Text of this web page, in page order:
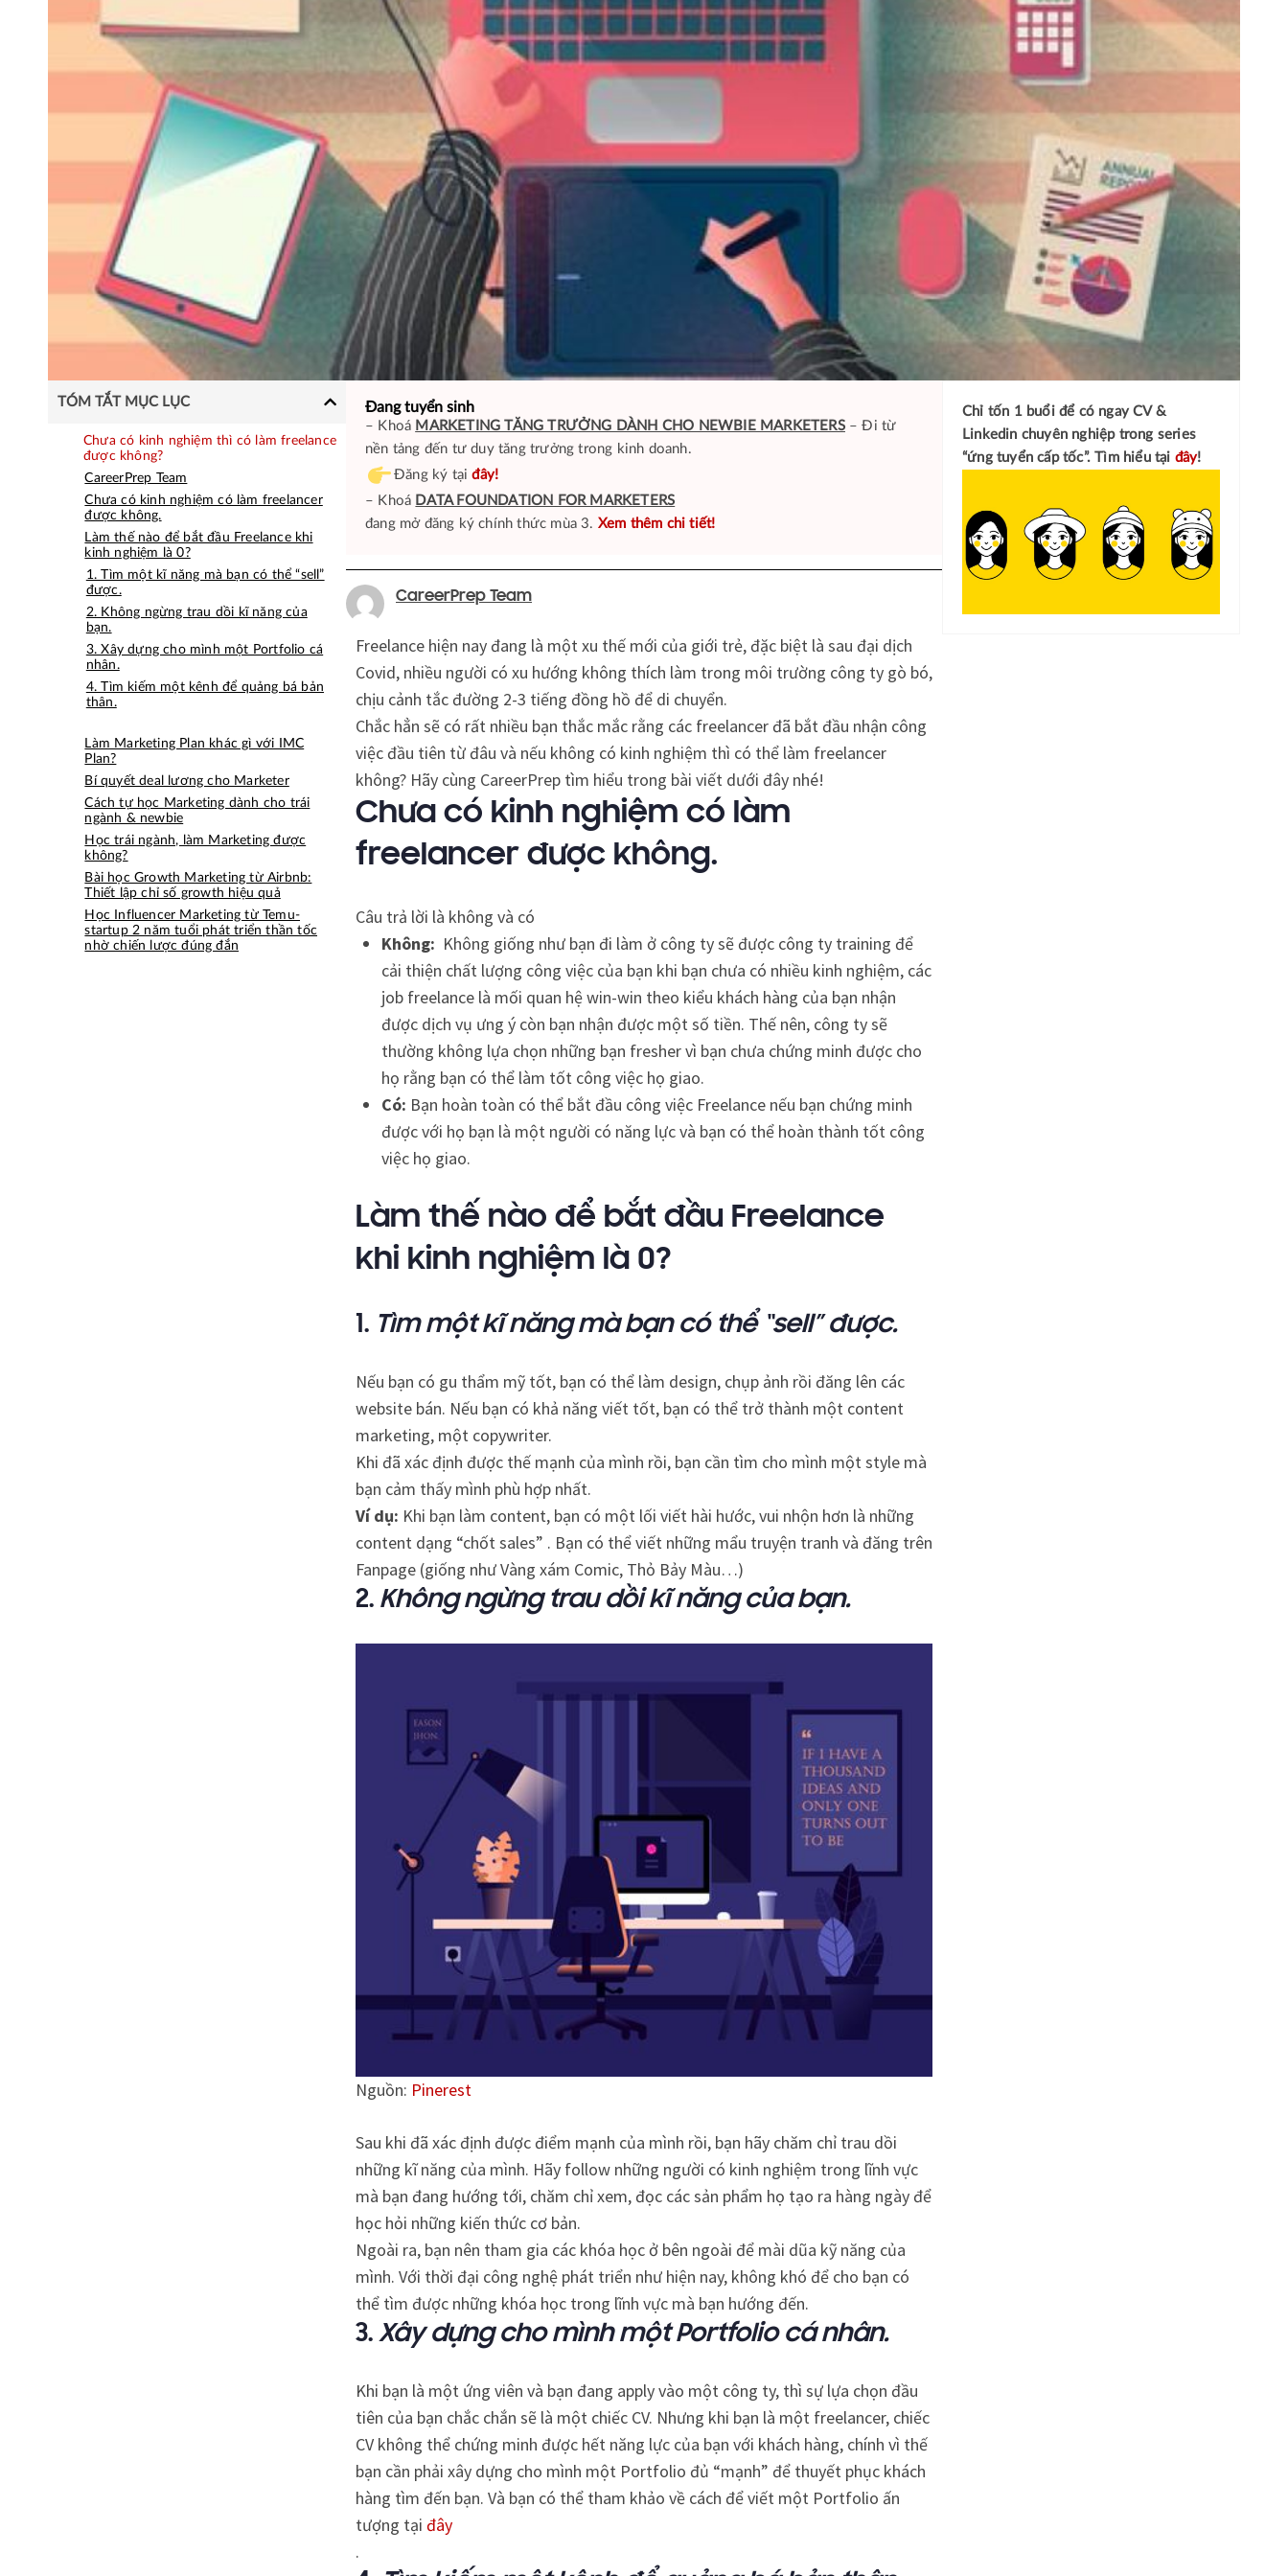
TÓM TẮT MỤC LỤC
Chưa có kinh nghiệm thì có làm freelance
được không?
CareerPrep Team
Chưa có kinh nghiệm có làm freelancer
được không.
Làm thế nào để bắt đầu Freelance khi
kinh nghiệm là 0?
1. Tìm một kĩ năng mà bạn có thể “sell”
được.
2. Không ngừng trau dồi kĩ năng của
bạn.
3. Xây dựng cho mình một Portfolio cá
nhân.
4. Tìm kiếm một kênh để quảng bá bản
thân.
Làm Marketing Plan khác gì với IMC
Plan?
Bí quyết deal lương cho Marketer
Cách tự học Marketing dành cho trái
ngành & newbie
Học trái ngành, làm Marketing được
không?
Bài học Growth Marketing từ Airbnb:
Thiết lập chỉ số growth hiệu quả
Học Influencer Marketing từ Temu-
startup 2 năm tuổi phát triển thần tốc
nhờ chiến lược đúng đắn
Đang tuyển sinh
– Khoá MARKETING TĂNG TRƯỞNG DÀNH CHO NEWBIE MARKETERS– Đi từ
nền tảng đến tư duy tăng trưởng trong kinh doanh.
Đăng ký tạiđây!
– Khoá DATA FOUNDATION FOR MARKETERS
đang mở đăng ký chính thức mùa 3. Xem thêm chi tiết!
CareerPrep Team
Freelance hiện nay đang là một xu thế mới của giới trẻ, đặc biệt là sau đại dịch
Covid, nhiều người có xu hướng không thích làm trong môi trường công ty gò bó,
chịu cảnh tắc đường 2-3 tiếng đồng hồ để di chuyển.
Chắc hẳn sẽ có rất nhiều bạn thắc mắc rằng các freelancer đã bắt đầu nhận công
việc đầu tiên từ đâu và nếu không có kinh nghiệm thì có thể làm freelancer
không? Hãy cùng CareerPrep tìm hiểu trong bài viết dưới đây nhé!
Chưa có kinh nghiệm có làm
freelancer được không.
Câu trả lời là không và có
Không: Không giống như bạn đi làm ở công ty sẽ được công ty training để
cải thiện chất lượng công việc của bạn khi bạn chưa có nhiều kinh nghiệm, các
job freelance là mối quan hệ win-win theo kiểu khách hàng của bạn nhận
được dịch vụ ưng ý còn bạn nhận được một số tiền. Thế nên, công ty sẽ
thường không lựa chọn những bạn fresher vì bạn chưa chứng minh được cho
họ rằng bạn có thể làm tốt công việc họ giao.
Có: Bạn hoàn toàn có thể bắt đầu công việc Freelance nếu bạn chứng minh
được với họ bạn là một người có năng lực và bạn có thể hoàn thành tốt công
việc họ giao.
Làm thế nào để bắt đầu Freelance
khi kinh nghiệm là 0?
1. Tìm một kĩ năng mà bạn có thể “sell” được.
Nếu bạn có gu thẩm mỹ tốt, bạn có thể làm design, chụp ảnh rồi đăng lên các
website bán. Nếu bạn có khả năng viết tốt, bạn có thể trở thành một content
marketing, một copywriter.
Khi đã xác định được thế mạnh của mình rồi, bạn cần tìm cho mình một style mà
bạn cảm thấy mình phù hợp nhất.
Ví dụ: Khi bạn làm content, bạn có một lối viết hài hước, vui nhộn hơn là những
content dạng “chốt sales” . Bạn có thể viết những mẩu truyện tranh và đăng trên
Fanpage (giống như Vàng xám Comic, Thỏ Bảy Màu…)
2. Không ngừng trau dồi kĩ năng của bạn.
Nguồn: Pinerest
Sau khi đã xác định được điểm mạnh của mình rồi, bạn hãy chăm chỉ trau dồi
những kĩ năng của mình. Hãy follow những người có kinh nghiệm trong lĩnh vực
mà bạn đang hướng tới, chăm chỉ xem, đọc các sản phẩm họ tạo ra hàng ngày để
học hỏi những kiến thức cơ bản.
Ngoài ra, bạn nên tham gia các khóa học ở bên ngoài để mài dũa kỹ năng của
mình. Với thời đại công nghệ phát triển như hiện nay, không khó để cho bạn có
thể tìm được những khóa học trong lĩnh vực mà bạn hướng đến.
3. Xây dựng cho mình một Portfolio cá nhân.
Khi bạn là một ứng viên và bạn đang apply vào một công ty, thì sự lựa chọn đầu
tiên của bạn chắc chắn sẽ là một chiếc CV. Nhưng khi bạn là một freelancer, chiếc
CV không thể chứng minh được hết năng lực của bạn với khách hàng, chính vì thế
bạn cần phải xây dựng cho mình một Portfolio đủ “mạnh” để thuyết phục khách
hàng tìm đến bạn. Và bạn có thể tham khảo về cách để viết một Portfolio ấn
tượng tại đây
.
Chỉ tốn 1 buổi để có ngayCV &
Linkedin chuyên nghiệptrong series
“ứng tuyển cấp tốc”. Tìm hiểu tại đây!